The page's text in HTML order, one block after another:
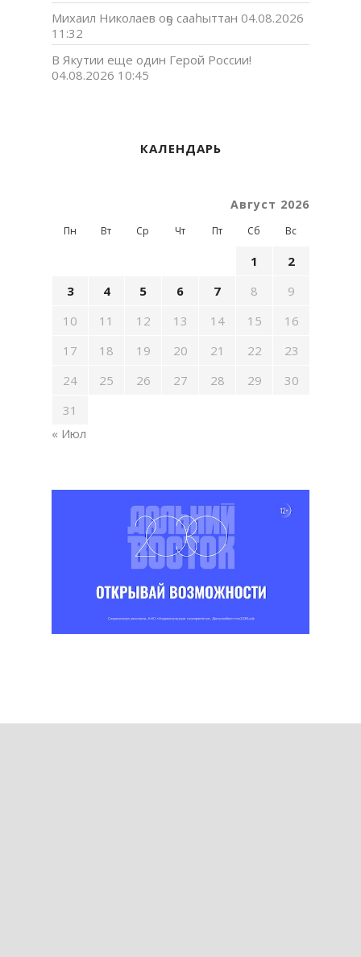
Михаил Николаев оҕо сааһыттан 04.08.2026
11:32
В Якутии еще один Герой России!
04.08.2026 10:45
КАЛЕНДАРЬ
Август 2026
Пн Вт Ср Чт Пт Сб Вс
1
2
3
4 5 6 7 8
9
10
11 12 13 14 15
16
17
18 19 20 21 22
23
24
25 26 27 28 29
30
31
« Июл